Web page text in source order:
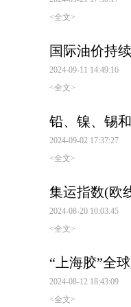
<全文>
国际油价持
2024-09-11 14:49:16
<全文>
铅、镍、锡
2024-09-02 17:37:27
<全文>
集运指数(欧
2024-08-20 10:03:45
<全文>
“上海胶”全
2024-08-12 18:43:09
<全文>